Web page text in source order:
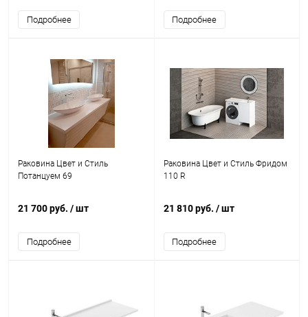
Подробнее Подробнее
Раковина Цвет и Стиль
Потанцуем 69
21 700 руб. / шт
Подробнее
Раковина Цвет и Стиль Фридом
110 R
21 810 руб. / шт
Подробнее